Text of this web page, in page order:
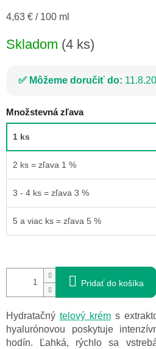
Jednotková
4,63 € / 100 ml
Skladom (4 ks)
Môžeme doručiť do:
Množstevná zľava
1 ks
2 ks = zľava 1 %
3 - 4 ks = zľava 3 %
5 a viac ks = zľava 5 %
Pridať do košíka
Hydratačný telový kréms
hyalurónovou poskytuje
hodín. Ľahká, rýchlo sa